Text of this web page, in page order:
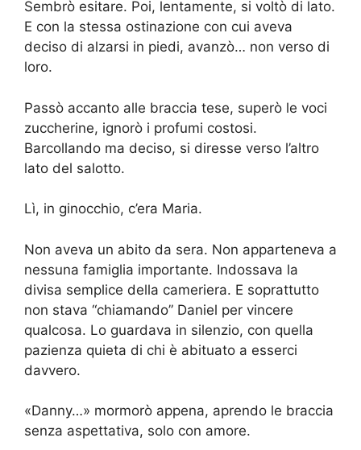
Sembrò esitare. Poi, lentamente, si voltò di lato.
E con la stessa ostinazione con cui aveva
deciso di alzarsi in piedi, avanzò… non verso di
loro.
Passò accanto alle braccia tese, superò le voci
zuccherine, ignorò i profumi costosi.
Barcollando ma deciso, si diresse verso l’altro
lato del salotto.
Lì, in ginocchio, c’era Maria.
Non aveva un abito da sera. Non apparteneva a
nessuna famiglia importante. Indossava la
divisa semplice della cameriera. E soprattutto
non stava “chiamando” Daniel per vincere
qualcosa. Lo guardava in silenzio, con quella
pazienza quieta di chi è abituato a esserci
davvero.
«Danny…» mormorò appena, aprendo le braccia
senza aspettativa, solo con amore.